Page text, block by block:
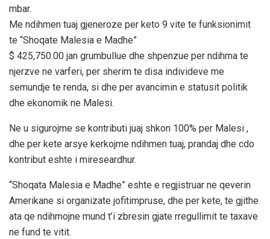
mbar.
Me ndihmen tuaj gjeneroze per keto 9 vite te funksionimit
te “Shoqate Malesia e Madhe”
$ 425,750.00 jan grumbullue dhe shpenzue per ndihma te
njerzve ne varferi, per sherim te disa individeve me
semundje te renda, si dhe per avancimin e statusit politik
dhe ekonomik ne Malesi.
Ne u sigurojme se kontributi juaj shkon 100% per Malesi ,
dhe per kete arsye kerkojme ndihmen tuaj, prandaj dhe cdo
kontribut eshte i mireseardhur.
“Shoqata Malesia e Madhe” eshte e regjistruar ne qeverin
Amerikane si organizate jofitimpruse, dhe per kete, te gjithe
ata qe ndihmojne mund t’i zbresin gjate rregullimit te taxave
ne fund te vitit.